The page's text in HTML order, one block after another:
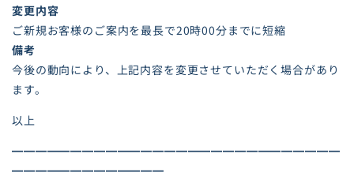
変更内容
ご新規お客様のご案内を最長で20時00分までに短縮
備考
今後の動向により、上記内容を変更させていただく場合があり
ます。
以上
━━━━━━━━━━━━━━━━━━━━━━━━━━━━
━━━━━━━━━━━━━